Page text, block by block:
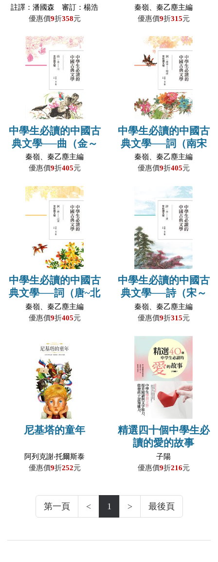
版(POD)
註譯：潘國森 審訂：楊浩
石
優惠價9折358元
清）【全彩圖文版】
秦嶺、秦乙塵主編
優惠價9折315元
中學生必讀的中國古
典文學──曲（金～
元）【全彩圖文版】
秦嶺、秦乙塵主編
優惠價9折405元
中學生必讀的中國古
典文學──詞（南宋
～明清）【全彩圖文
版】
秦嶺、秦乙塵主編
優惠價9折405元
中學生必讀的中國古
典文學──詞（唐~北
宋）【全彩圖文版】
秦嶺、秦乙塵主編
優惠價9折405元
中學生必讀的中國古
典文學──詩（宋～
清）【全彩圖文版】
秦嶺、秦乙塵主編
優惠價9折315元
尼基塔的童年
阿列克謝‧托爾斯泰
優惠價9折252元
精選四十個中學生必
讀的愛的故事
子陽
優惠價9折216元
第一頁 < 1 > 最後頁